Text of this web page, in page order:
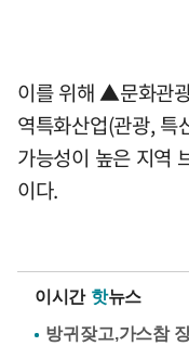
이를 위해 ▲문화관
역특화산업(관광,
가능성이 높은 지역
이다.
이시간 핫뉴스